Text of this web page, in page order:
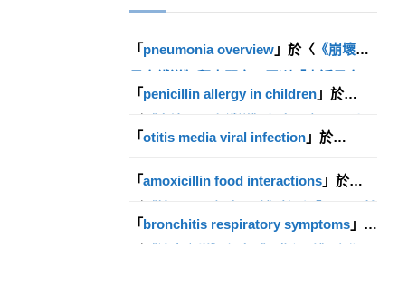
「 pneumonia overview 」於〈 《崩壞：
影片及一系列活動〉發佈留言
「 penicillin allergy in children 」於
「走近星穹」影片及一系列活動 〉發佈留
「otitis media viral infection 」於
上市 預告明日開啟軍團領地戰玩法「亡命
「amoxicillin food interactions 」於
攝宣傳影片 釋出裝備成長系統介紹〉發佈
「 bronchitis respiratory symptoms 」於